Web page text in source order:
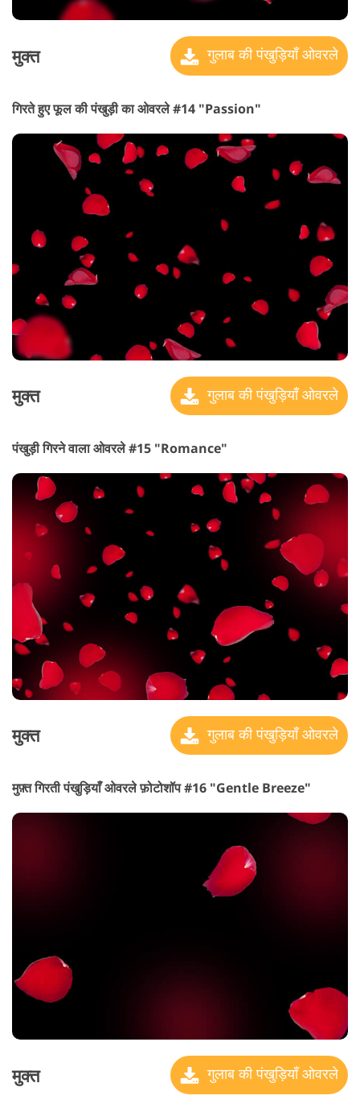
मुक्त गुलाब की पंखुड़ियाँ ओवरले
गिरते हुए फूल की पंखुड़ी का ओवरले #14 "Passion"
मुक्त गुलाब की पंखुड़ियाँ ओवरले
पंखुड़ी गिरने वाला ओवरले #15 "Romance"
मुक्त गुलाब की पंखुड़ियाँ ओवरले
मुफ़्त गिरती पंखुड़ियाँ ओवरले फ़ोटोशॉप #16 "Gentle Breeze"
मुक्त गुलाब की पंखुड़ियाँ ओवरले